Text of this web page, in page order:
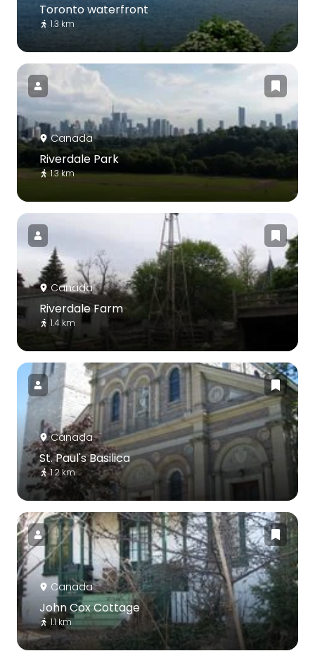
Toronto waterfront
1.3 km
Canada
Riverdale Park
1.3 km
Canada
Riverdale Farm
1.4 km
Canada
St. Paul's Basilica
1.2 km
Canada
John Cox Cottage
1.1 km